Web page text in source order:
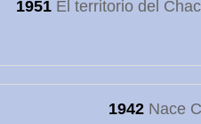
1951El territorio del
1942 Nace